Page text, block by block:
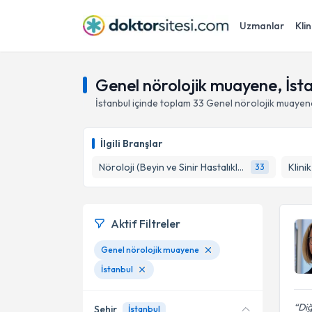
Uzmanlar
Genel nörolojik muayene,
İstanbul içinde toplam 33 Genel nörolojik
İlgili Branşlar
Nöroloji (Beyin ve Sinir Hastalıkları)
33
Aktif Filtreler
Genel nörolojik muayene
İstanbul
Şehir İstanbul